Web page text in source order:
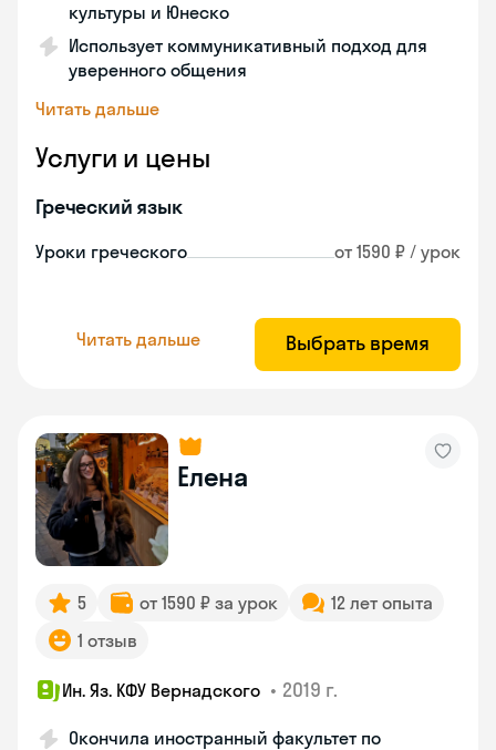
культуры и Юнеско
Использует коммуникативный подход для
уверенного общения
Читать дальше
Услуги и цены
Греческий язык
Уроки греческого от 1590 ₽ / урок
Читать дальше Выбрать время
Елена
5 от 1590 ₽ за урок
12 лет опыта
1 отзыв
Ин. Яз. КФУ Вернадского • 2019 г.
Окончила иностранный факультет по